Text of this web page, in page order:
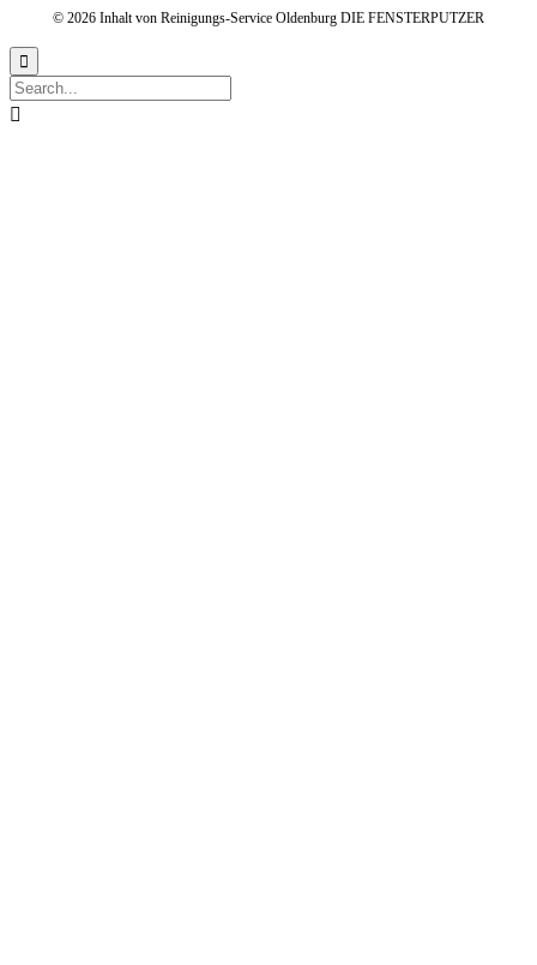
© 2026 Inhalt von Reinigungs-Service Oldenburg DIE FENSTERPUTZER

